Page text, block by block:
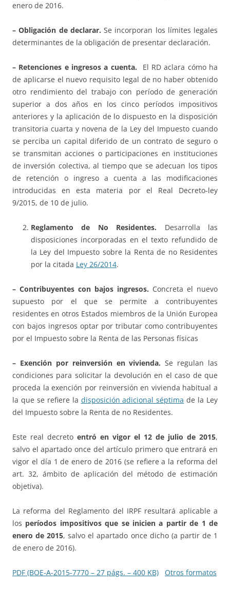
enero de 2016.
– Obligación de declarar. Se incorporan los límites legales
determinantes de la obligación de presentar declaración.
– Retenciones e ingresos a cuenta.
El RD aclara cómo ha
de aplicarse el nuevo requisito legal de no haber obtenido
otro rendimiento del trabajo con período de generación
superior a dos años en los cinco períodos impositivos
anteriores y la aplicación de lo dispuesto en la disposición
transitoria cuarta y novena de la Ley del Impuesto cuando
se perciba un capital diferido de un contrato de seguro o
se transmitan acciones o participaciones en instituciones
de inversión colectiva, al tiempo que se adecuan los tipos
de retención o ingreso a cuenta a las modificaciones
introducidas en esta materia por el Real Decreto-ley
9/2015, de 10 de julio.
Reglamento de No Residentes. Desarrolla las
disposiciones incorporadas en el texto refundido de
la Ley del Impuesto sobre la Renta de no Residentes
por la citada Ley 26/2014.
– Contribuyentes con bajos ingresos. Concreta el nuevo
supuesto por el que se permite a contribuyentes
residentes en otros Estados miembros de la Unión Europea
con bajos ingresos optar por tributar como contribuyentes
por el Impuesto sobre la Renta de las Personas físicas
– Exención por reinversión en vivienda. Se regulan las
condiciones para solicitar la devolución en el caso de que
proceda la exención por reinversión en vivienda habitual a
la que se refiere la disposición adicional séptima de la Ley
del Impuesto sobre la Renta de no Residentes.
Este real decreto entró en vigor el 12 de julio de 2015,
salvo el apartado once del artículo primero que entrará en
vigor el día 1 de enero de 2016 (se refiere a la reforma del
art. 32, ámbito de aplicación del método de estimación
objetiva).
La reforma del Reglamento del IRPF resultará aplicable a
los períodos impositivos que se inicien a partir de 1 de
enero de 2015, salvo el apartado once dicho (a partir de 1
de enero de 2016).
PDF (BOE-A-2015-7770 – 27 págs. – 400 KB) Otros formatos